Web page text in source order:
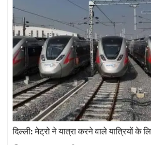
दिल्ली: मेट्रो ने यात्रा करने वाले यात्रियों के